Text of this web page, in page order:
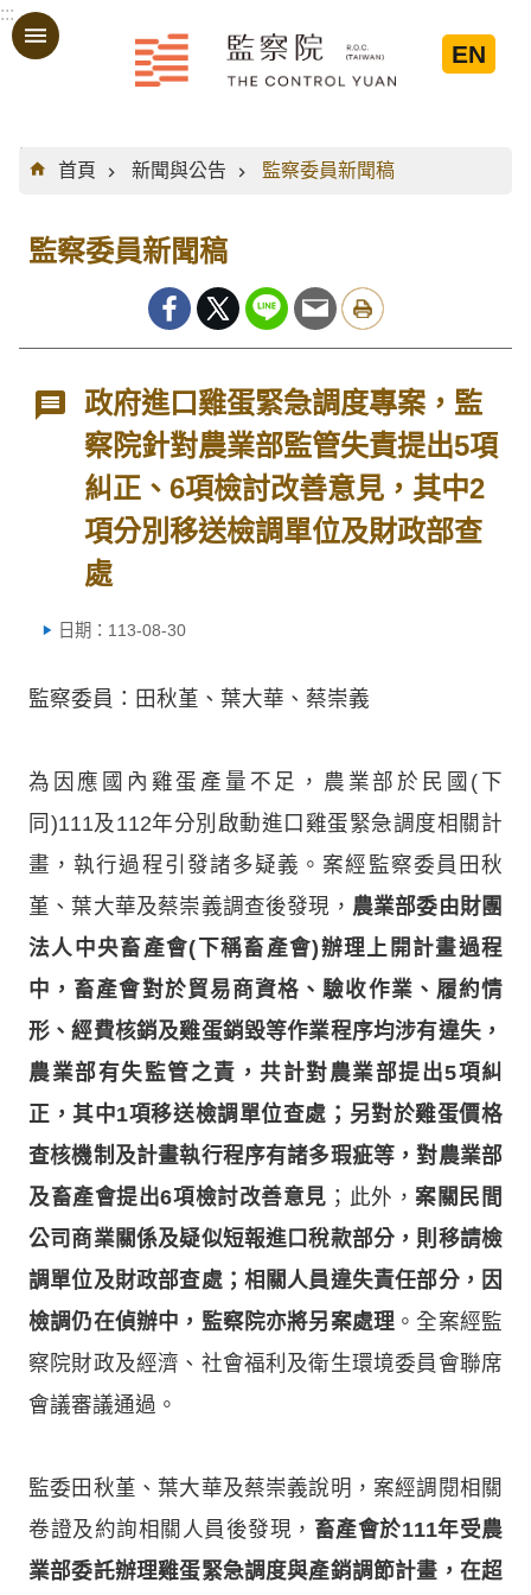
跳到主要內容區塊
:::
EN
:::
首頁
新聞與公告 監察委員新聞稿
監察委員新聞稿
政府進口雞蛋緊急調度專案，監
察院針對農業部監管失責提出5項
糾正、6項檢討改善意見，其中2
項分別移送檢調單位及財政部查
處
日期：113-08-30
監察委員：田秋堇、葉大華、蔡崇義
為因應國內雞蛋產量不足，農業部於民國(下
同)111及112年分別啟動進口雞蛋緊急調度相關計
畫，執行過程引發諸多疑義。案經監察委員田秋
堇、葉大華及蔡崇義調查後發現， 農業部委由財團
法人中央畜產會(下稱畜產會)辦理上開計畫過程
中，畜產會對於貿易商資格、驗收作業、履約情
形、經費核銷及雞蛋銷毀等作業程序均涉有違失，
農業部有失監管之責，共計對農業部提出5項糾
正，其中1項移送檢調單位查處；另對於雞蛋價格
查核機制及計畫執行程序有諸多瑕疵等，對農業部
及畜產會提出6項檢討改善意見 ；此外， 案關民間
公司商業關係及疑似短報進口稅款部分，則移請檢
調單位及財政部查處；相關人員違失責任部分，因
檢調仍在偵辦中，監察院亦將另案處理 。全案經監
察院財政及經濟、社會福利及衛生環境委員會聯席
會議審議通過。
監委田秋堇、葉大華及蔡崇義說明，案經調閱相關
卷證及約詢相關人員後發現， 畜產會於111年受農
業部委託辦理雞蛋緊急調度與產銷調節計畫，在超